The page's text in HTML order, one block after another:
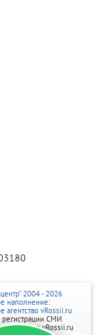
2004 - 2026
наполнение:
vRossii.ru
регистрации СМИ
агентства vRossii.ru